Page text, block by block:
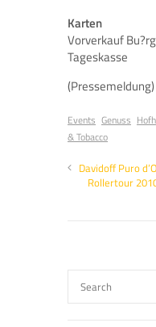
Karten
Vorverkauf
Tageskasse
(Pressemeldung)
Events Genuss
& Tobacco
Davidoff Puro
Rollertour